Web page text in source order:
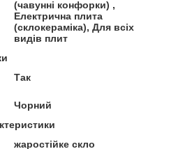
(чавунні конфорки) ,
Електрична плита
(склокераміка), Для всіх
видів плит
Так
Чорний
жаростійке скло